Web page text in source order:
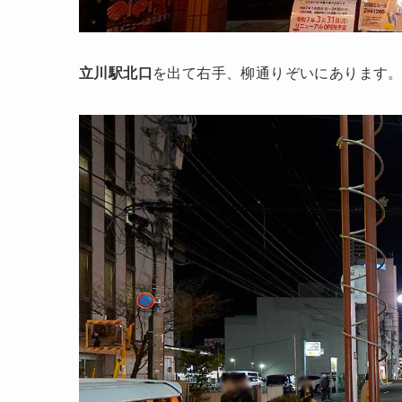
立川駅北口 を出て右手、柳通りぞいにあります。